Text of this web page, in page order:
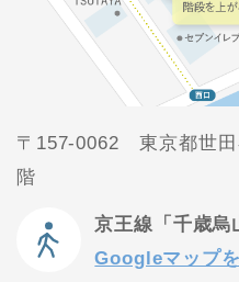
〒157-0062 東京都世田
階
京王線「千歳烏
Googleマップ